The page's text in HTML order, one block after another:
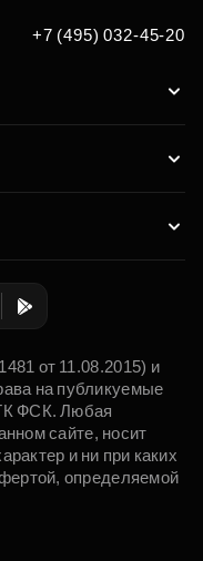
+7 (495) 032-45-20
от 11.08.2015) и
на публикуемые
ФСК. Любая
сайте, носит
и ни при каких
определяемой